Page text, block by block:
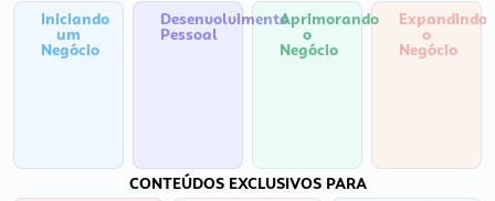
Iniciando
um
Negócio
Desenvolvimento
Pessoal
Aprimorando
o
Negócio
Expandindo
o
Negócio
CONTEÚDOS EXCLUSIVOS PARA